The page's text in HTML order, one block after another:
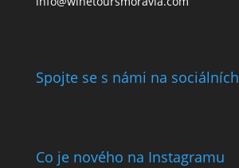
Spojte se s námi na
Co je nového na Instagramu